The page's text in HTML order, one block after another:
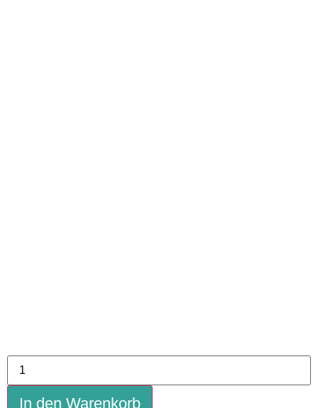
In den Warenkorb